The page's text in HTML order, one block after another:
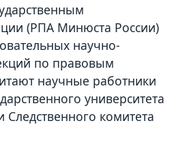
(РПА Минюста России)
научно-
по правовым
научные работники
университета
Следственного комитета